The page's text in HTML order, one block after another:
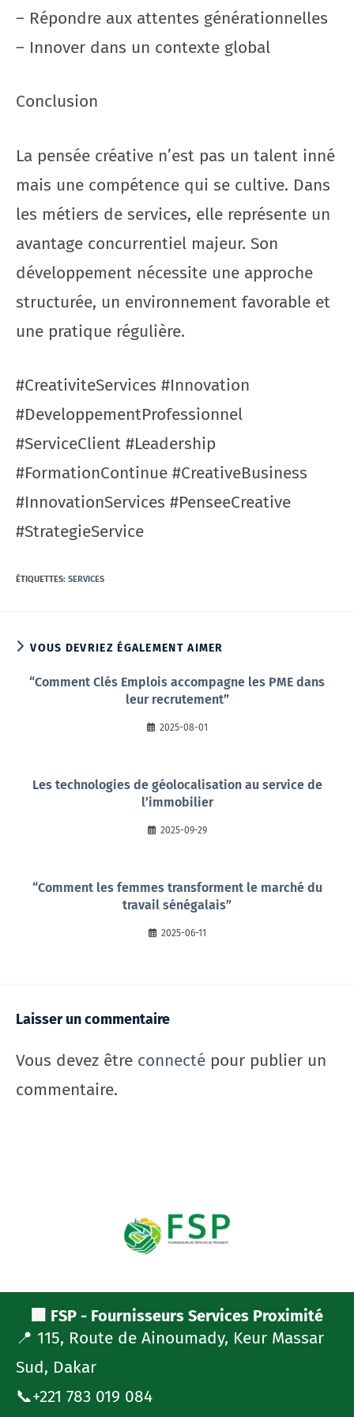
– Répondre aux attentes générationnelles
– Innover dans un contexte global
Conclusion
La pensée créative n’est pas un talent inné
mais une compétence qui se cultive. Dans
les métiers de services, elle représente un
avantage concurrentiel majeur. Son
développement nécessite une approche
structurée, un environnement favorable et
une pratique régulière.
#CreativiteServices #Innovation
#DeveloppementProfessionnel
#ServiceClient #Leadership
#FormationContinue #CreativeBusiness
#InnovationServices #PenseeCreative
#StrategieService
ÉTIQUETTES: SERVICES
VOUS DEVRIEZ ÉGALEMENT AIMER
“Comment Clés Emplois accompagne les PME dans
leur recrutement”
2025-08-01
Les technologies de géolocalisation au service de
l’immobilier
2025-09-29
“Comment les femmes transforment le marché du
travail sénégalais”
2025-06-11
Laisser un commentaire
Vous devez être connecté pour publier un
commentaire.
🏢 FSP - Fournisseurs Services Proximité
📍 115, Route de Ainoumady, Keur Massar
Sud, Dakar
📞+221 783 019 084